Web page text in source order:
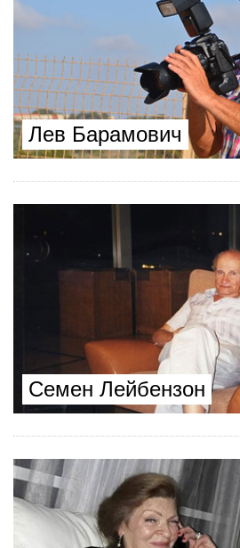
Лев Барамович
Семен Лейбензон